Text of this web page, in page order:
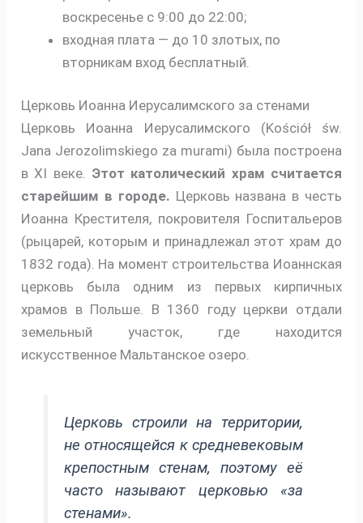
воскресенье с 9:00 до 22:00;
входная плата — до 10 злотых, по
вторникам вход бесплатный.
Церковь Иоанна Иерусалимского за стенами
Церковь Иоанна Иерусалимского (Kościół św.
Jana Jerozolimskiego za murami) была построена
в XI веке. Этот католический храм считается
старейшим в городе. Церковь названа в честь
Иоанна Крестителя, покровителя Госпитальеров
(рыцарей, которым и принадлежал этот храм до
1832 года). На момент строительства Иоаннская
церковь была одним из первых кирпичных
храмов в Польше. В 1360 году церкви отдали
земельный участок, где находится
искусственное Мальтанское озеро.
Церковь строили на территории,
не относящейся к средневековым
крепостным стенам, поэтому её
часто называют церковью «за
стенами».